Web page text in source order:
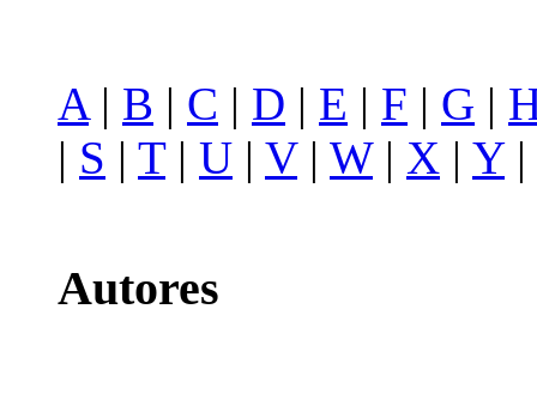
A | B | C | D | E | F | G |
| S | T| U | V| W| X | Y|
Autores